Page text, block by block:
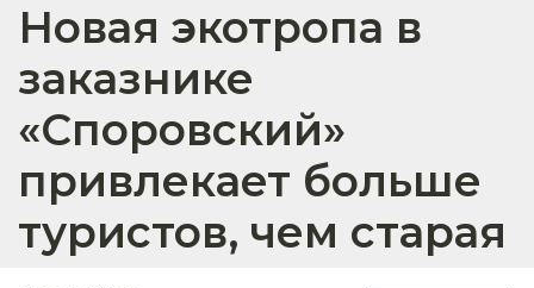
Новая экотропа в
заказнике
«Споровский»
привлекает больше
туристов, чем старая